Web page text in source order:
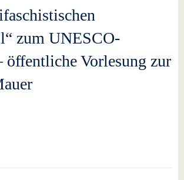
zum UNESCO-
öffentliche Vorlesung zur